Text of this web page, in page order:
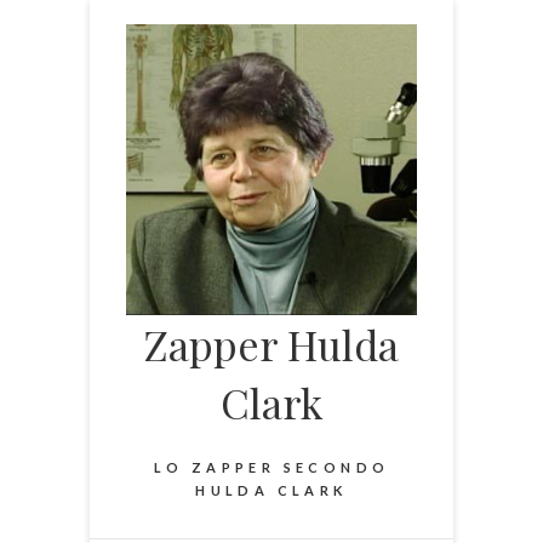
content
Zapper Hulda
Clark
LO ZAPPER SECONDO
HULDA CLARK